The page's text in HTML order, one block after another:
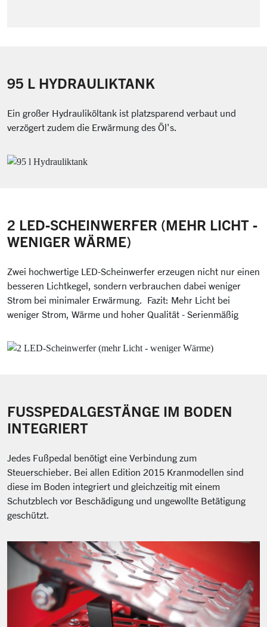
95 L HYDRAULIKTANK
Ein großer Hydrauliköltank ist platzsparend verbaut und
verzögert zudem die Erwärmung des Öl's.
2 LED-SCHEINWERFER (MEHR LICHT -
WENIGER WÄRME)
Zwei hochwertige LED-Scheinwerfer erzeugen nicht nur einen
besseren Lichtkegel, sondern verbrauchen dabei weniger
Strom bei minimaler Erwärmung. Fazit: Mehr Licht bei
weniger Strom, Wärme und hoher Qualität - Serienmäßig
FUSSPEDALGESTÄNGE IM BODEN I
NTEGRIERT
Jedes Fußpedal benötigt eine Verbindung zum
Steuerschieber. Bei allen Edition 2015 Kranmodellen sind
diese im Boden integriert und gleichzeitig mit einem
Schutzblech vor Beschädigung und ungewollte Betätigung
geschützt.